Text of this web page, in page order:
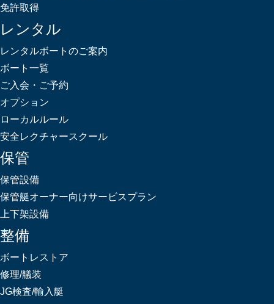
免許取得
レンタル
レンタルボートのご案内
ボート一覧
ご入会・ご予約
オプション
ローカルルール
安全レクチャースクール
保管
保管設備
保管艇オーナー向けサービスプラン
上下架設備
整備
ボートレストア
修理/艤装
JG検査/輸入艇